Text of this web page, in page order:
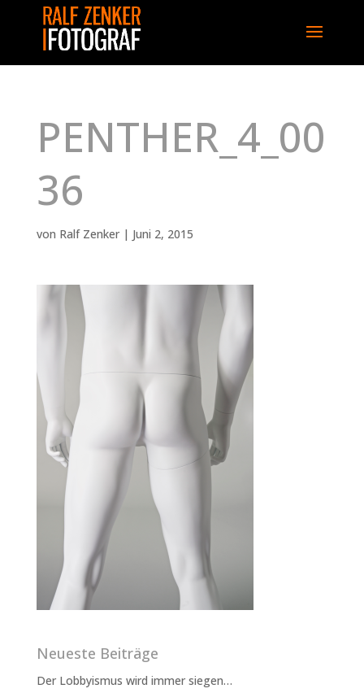
PENTHER_4_00
36
von Ralf Zenker| Juni 2, 2015
Neueste Beiträge
Der Lobbyismus wird immer siegen…